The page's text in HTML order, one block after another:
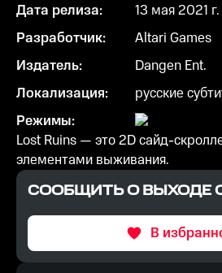
Дата релиза:
13 мая 2021 г.
Разработчик:
Altari Games
Издатель:
Dangen Ent.
Локализация:
русские
Режимы:
Lost Ruins — это 2D сайд-
элементами выживания.
СООБЩИТЬ О ВЫХОДЕ
В